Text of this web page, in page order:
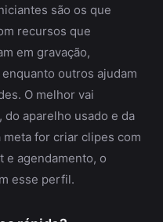
são os que
recursos que
em gravação,
outros ajudam
O melhor vai
aparelho usado e da
for criar clipes com
e agendamento, o
esse perfil.